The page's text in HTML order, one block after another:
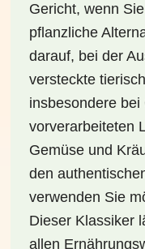
Gericht, wenn
pflanzliche
darauf, bei der
versteckte
insbesondere
vorverarbeiteten
Gemüse und
den
verwenden Sie
Dieser Klassiker
allen